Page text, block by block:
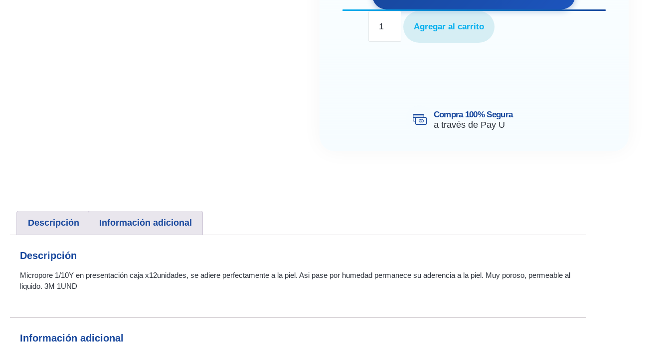
Agregar al carrito
Compra 100% Segura
a través de Pay U
Descripción Información adicional
Descripción
Micropore 1/10Y en presentación caja x12unidades, se adiere perfectamente a la piel. Asi pase por humedad permanece su aderencia a la piel. Muy poroso, permeable al
liquido. 3M 1UND
Información adicional